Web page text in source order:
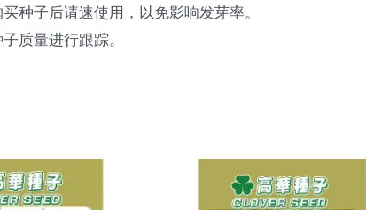
种子后请速使用，以免影响发芽率。
质量进行跟踪。